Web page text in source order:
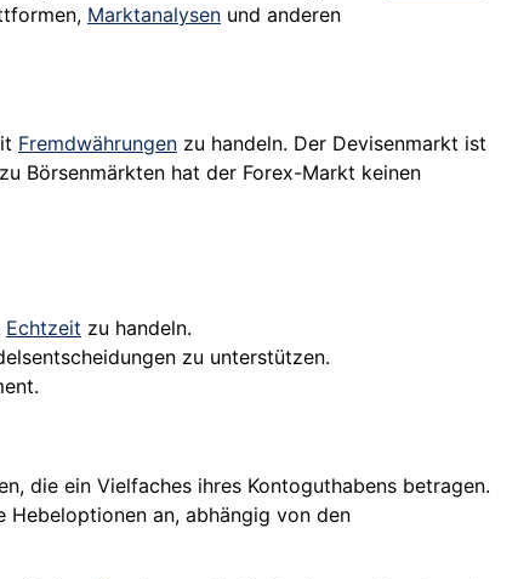
Marktanalysen und anderen
Fremdwährungen zu handeln. Der Devisenmarkt ist
Börsenmärkten hat der Forex-Markt keinen
Echtzeit zu handeln.
zu unterstützen.
die ein Vielfaches ihres Kontoguthabens betragen.
Hebeloptionen an, abhängig von den